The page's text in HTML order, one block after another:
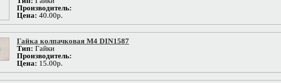
Производитель:
Цена: 40.00р.
Гайка колпачковая М4 DIN1587
Тип: Гайки
Производитель:
Цена: 15.00р.